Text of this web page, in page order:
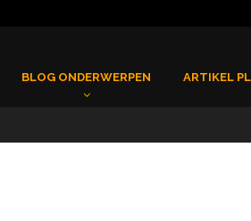
BLOG ONDERWERPEN ARTIKEL